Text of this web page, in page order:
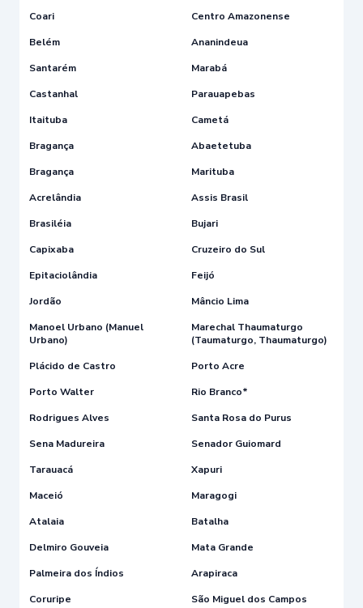
Coari
Centro Amazonense
Belém
Ananindeua
Santarém
Marabá
Castanhal
Parauapebas
Itaituba
Cametá
Bragança
Abaetetuba
Bragança
Marituba
Acrelândia
Assis Brasil
Brasiléia
Bujari
Capixaba
Cruzeiro do Sul
Epitaciolândia
Feijó
Jordão
Mâncio Lima
Manoel Urbano (Manuel
Urbano)
Marechal Thaumaturgo
(Taumaturgo, Thaumaturgo)
Plácido de Castro
Porto Acre
Porto Walter
Rio Branco*
Rodrigues Alves
Santa Rosa do Purus
Sena Madureira
Senador Guiomard
Tarauacá
Xapuri
Maceió
Maragogi
Atalaia
Batalha
Delmiro Gouveia
Mata Grande
Palmeira dos Índios
Arapiraca
Coruripe
São Miguel dos Campos